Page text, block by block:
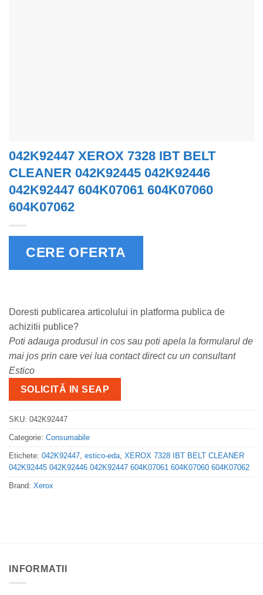
042K92447 XEROX 7328 IBT BELT
CLEANER 042K92445 042K92446
042K92447 604K07061 604K07060
604K07062
CERE OFERTA
Doresti publicarea articolului in platforma publica de
achizitii publice?
Poti adauga produsul in cos sau poti apela la formularul de
mai jos prin care vei lua contact direct cu un consultant
Estico
SOLICITĂ IN SEAP
SKU: 042K92447
Categorie: Consumabile
Etichete: 042K92447, estico-eda, XEROX 7328 IBT BELT CLEANER
042K92445 042K92446 042K92447 604K07061 604K07060 604K07062
Brand: Xerox
INFORMATII